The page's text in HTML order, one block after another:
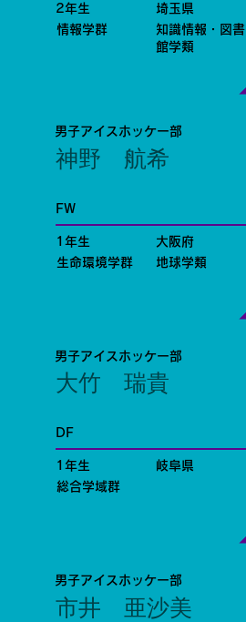
2年生
埼玉県
情報学群
知識情報・図書
館学類
男子アイスホッケー部
神野 航希
FW
1年生
大阪府
生命環境学群
地球学類
男子アイスホッケー部
大竹 瑞貴
DF
1年生
岐阜県
総合学域群
男子アイスホッケー部
市井 亜沙美